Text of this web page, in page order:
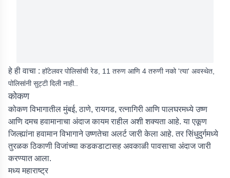
हे ही वाचा : हॉटेलवर पोलिसांची रेड, 11 तरुण आणि 4 तरुणी नको 'त्या' अवस्थेत,
पोलिसांनी सुट्टी दिली नाही..
कोकण
कोकण विभागातील मुंबई, ठाणे, रायगड, रत्नागिरी आणि पालघरमध्ये उष्ण
आणि दमच हवामानाचा अंदाज कायम राहील अशी शक्यता आहे. या एकूण
जिल्ह्यांना हवामान विभागाने उष्णतेचा अलर्ट जारी केला आहे. तर सिंधुदुर्गमध्ये
तुरळक ठिकाणी विजांच्या कडकडाटासह अवकाळी पावसाचा अंदाज जारी
करण्यात आला.
मध्य महाराष्ट्र